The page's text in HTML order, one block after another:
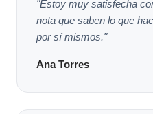
"Estoy muy satisfecha
nota que saben lo que
por sí mismos."
Ana Torres